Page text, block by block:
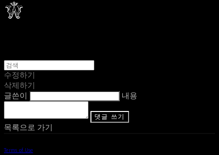
수정하기
삭제하기
글쓴이
내용
댓글 쓰기
목록으로 가기
Terms of Use